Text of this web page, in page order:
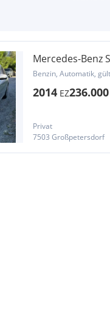
Mercedes-Benz
Biturbo Fixpreis!
Benzin, Automatik,
2014 EZ236.000
Privat
7503 Großpetersdorf